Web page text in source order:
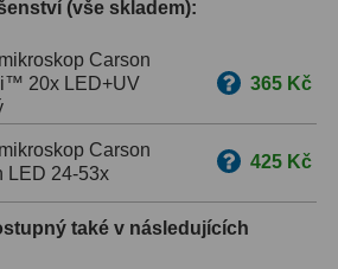
(vše skladem):
Carson
20x LED+UV
365 Kč
Carson
LED 24-53x
425 Kč
také v následujících